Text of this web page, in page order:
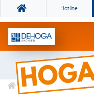
Hotline
Informationen